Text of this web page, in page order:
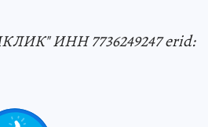
ИНН 7736249247 erid: